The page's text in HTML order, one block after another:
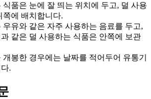
식품은 눈에 잘 띄는 위치에 두고, 덜 사용
쪽에 배치합니다.
우유와 같은 자주 사용하는 음료를 두고,
같은 덜 사용하는 식품은 안쪽에 보관
개봉한 경우에는 날짜를 적어두어 유통기
.